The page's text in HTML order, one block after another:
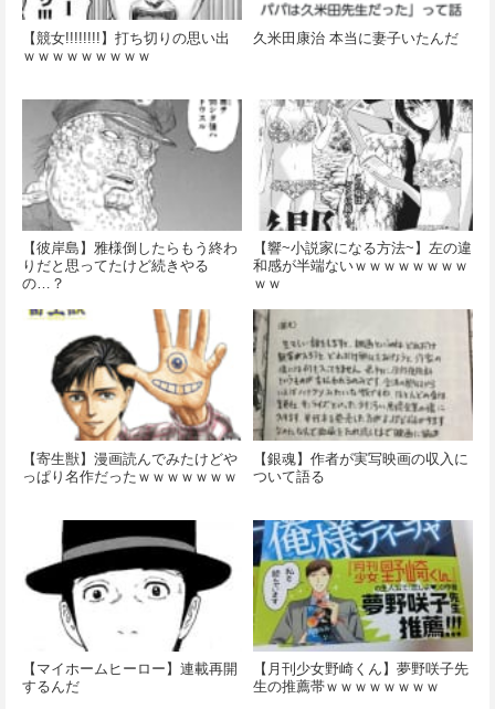
【競女!!!!!!!!】打ち切りの思い出
ｗｗｗｗｗｗｗｗｗ
久米田康治 本当に妻子いたんだ
【彼岸島】雅様倒したらもう終わ
りだと思ってたけど続きやる
の…？
【響~小説家になる方法~】左の違
和感が半端ないｗｗｗｗｗｗｗｗ
ｗｗ
【寄生獣】漫画読んでみたけどや
っぱり名作だったｗｗｗｗｗｗｗ
【銀魂】作者が実写映画の収入に
ついて語る
【マイホームヒーロー】連載再開
するんだ
【月刊少女野崎くん】夢野咲子先
生の推薦帯ｗｗｗｗｗｗｗｗ